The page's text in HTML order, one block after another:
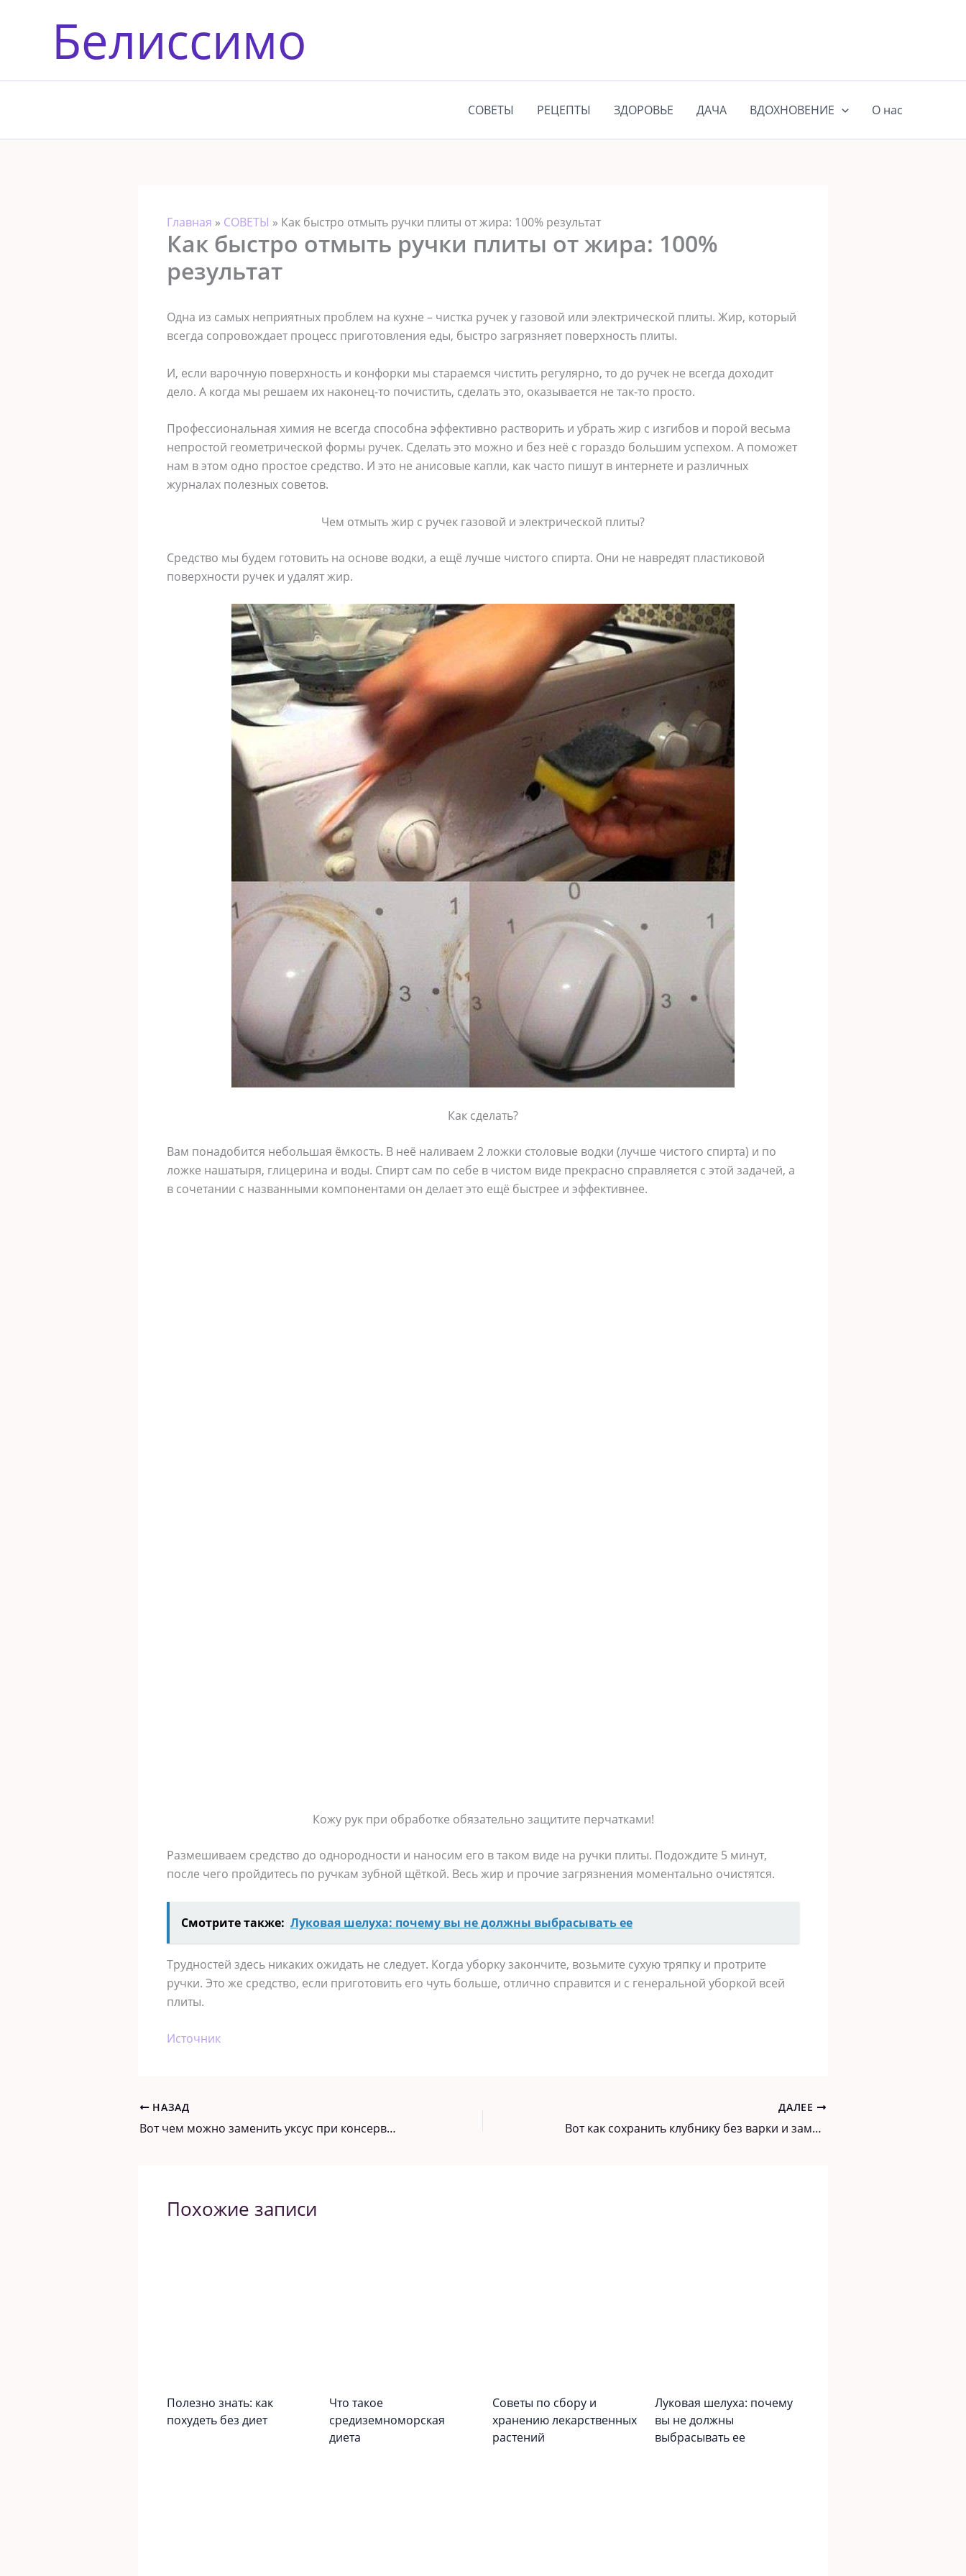
содержимомуБелиссимо
СОВЕТЫ РЕЦЕПТЫ ЗДОРОВЬЕ ДАЧА ВДОХНОВЕНИЕ О нас
Главная » СОВЕТЫ » Как быстро отмыть ручки плиты от жира: 100% результат
Как быстро отмыть ручки плиты от жира: 100%
результат
Одна из самых неприятных проблем на кухне – чистка ручек у газовой или электрической плиты. Жир, который
всегда сопровождает процесс приготовления еды, быстро загрязняет поверхность плиты.
И, если варочную поверхность и конфорки мы стараемся чистить регулярно, то до ручек не всегда доходит
дело. А когда мы решаем их наконец-то почистить, сделать это, оказывается не так-то просто.
Профессиональная химия не всегда способна эффективно растворить и убрать жир с изгибов и порой весьма
непростой геометрической формы ручек. Сделать это можно и без неё с гораздо большим успехом. А поможет
нам в этом одно простое средство. И это не анисовые капли, как часто пишут в интернете и различных
журналах полезных советов.
Чем отмыть жир с ручек газовой и электрической плиты?
Средство мы будем готовить на основе водки, а ещё лучше чистого спирта. Они не навредят пластиковой
поверхности ручек и удалят жир.
Как сделать?
Вам понадобится небольшая ёмкость. В неё наливаем 2 ложки столовые водки (лучше чистого спирта) и по
ложке нашатыря, глицерина и воды. Спирт сам по себе в чистом виде прекрасно справляется с этой задачей, а
в сочетании с названными компонентами он делает это ещё быстрее и эффективнее.
Кожу рук при обработке обязательно защитите перчатками!
Размешиваем средство до однородности и наносим его в таком виде на ручки плиты. Подождите 5 минут,
после чего пройдитесь по ручкам зубной щёткой. Весь жир и прочие загрязнения моментально очистятся.
Смотрите также: Луковая шелуха: почему вы не должны выбрасывать ее
Трудностей здесь никаких ожидать не следует. Когда уборку закончите, возьмите сухую тряпку и протрите
ручки. Это же средство, если приготовить его чуть больше, отлично справится и с генеральной уборкой всей
плиты.
Источник
НАЗАД
Вот чем можно заменить уксус при консервации огурцов и помидоров
ДАЛЕЕ
Вот как сохранить клубнику без варки и заморозки
Похожие записи
Полезно знать: как
похудеть без диет
Что такое
средиземноморская
диета
Советы по сбору и
хранению лекарственных
растений
Луковая шелуха: почему
вы не должны
выбрасывать ее